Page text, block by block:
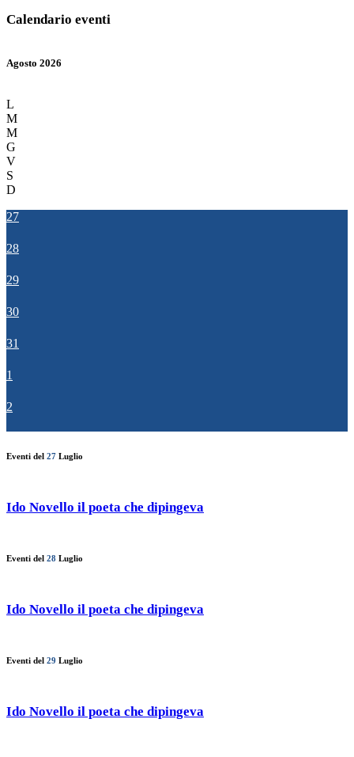
Calendario eventi
Agosto 2026
L
M
M
G
V
S
D
27
28
29
30
31
1
2
Eventi del 27 Luglio
Ido Novello il poeta che dipingeva
Eventi del 28 Luglio
Ido Novello il poeta che dipingeva
Eventi del 29 Luglio
Ido Novello il poeta che dipingeva